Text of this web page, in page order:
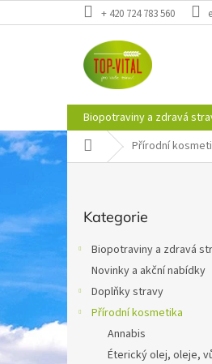
na
+ 420 724 783 560
Biopotraviny a zdravá
Domů Přírodní
n
p
a
kategorie
Kategorie
Biopotraviny a zdravá
Novinky a akční nabídky
Doplňky stravy
Přírodní kosmetika
Annabis
Éterický olej, oleje,